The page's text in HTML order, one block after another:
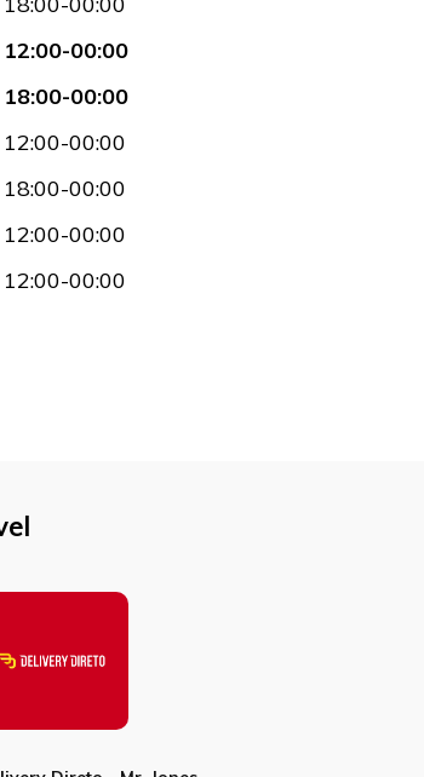
12:00-00:00
18:00-00:00
12:00-00:00
18:00-00:00
12:00-00:00
12:00-00:00